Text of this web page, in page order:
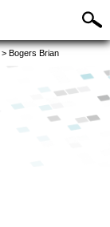
> Bogers Brian